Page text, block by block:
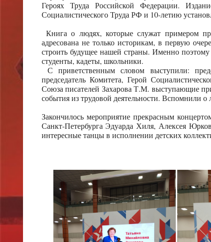
Героях Труда Российской Федерации.
Социалистического Труда РФ и 10-летию
Книга о людях, которые служат примером
адресована не только историкам, в первую
строить будущее нашей страны. Именно
студенты, кадеты, школьники.
С приветственным словом выступили:
председатель Комитета, Герой
Союза писателей Захарова Т.М. выступающие
события из трудовой деятельности. Вспомнили
Закончилось мероприятие прекрасным
Санкт-Петербурга Эдуарда Хиля, Алексея
интересные танцы в исполнении детских